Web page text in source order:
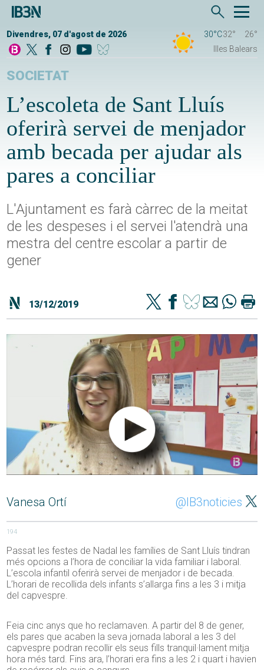
Divendres, 07 d'agost de 2026 30°C32°
26°
Illes Balears
SOCIETAT
L’escoleta de Sant Lluís
oferirà servei de menjador
amb becada per ajudar als
pares a conciliar
L'Ajuntament es farà càrrec de la meitat
de les despeses i el servei l'atendrà una
mestra del centre escolar a partir de
gener
13/12/2019
Vanesa Ortí @IB3noticies
194
Passat les festes de Nadal les famílies de Sant Lluís tindran
més opcions a l’hora de conciliar la vida familiar i laboral.
L’escola infantil oferirà servei de menjador i de becada.
L’horari de recollida dels infants s’allarga fins a les 3 i mitja
del capvespre.
Feia cinc anys que ho reclamaven. A partir del 8 de gener,
els pares que acaben la seva jornada laboral a les 3 del
capvespre podran recollir els seus fills tranquil·lament mitja
hora més tard. Fins ara, l’horari era fins a les 2 i quart i havien